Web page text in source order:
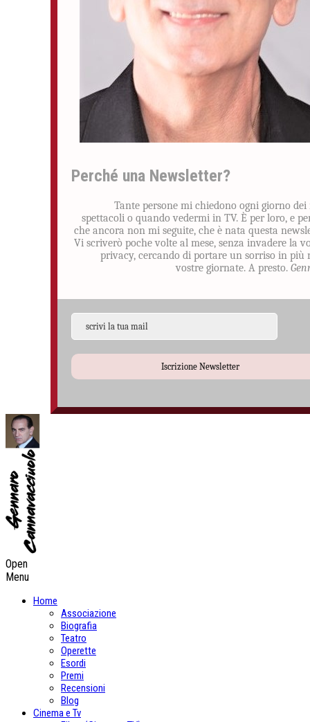
Perché una Newsletter?
Tante persone mi chiedono ogni giorno dei
spettacoli o quando vedermi in TV. È per loro, e
che ancora non mi seguite, che è nata questa
Vi scriverò poche volte al mese, senza invadere la
privacy, cercando di portare un sorriso in più
vostre giornate. A presto.
Iscrizione Newsletter
Open
Menu
Home
Associazione
Biografia
Teatro
Operette
Esordi
Premi
Recensioni
Blog
Cinema e Tv